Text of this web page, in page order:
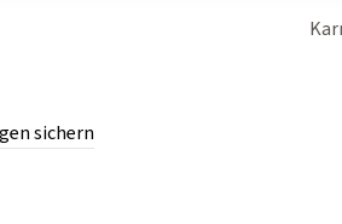
sichern